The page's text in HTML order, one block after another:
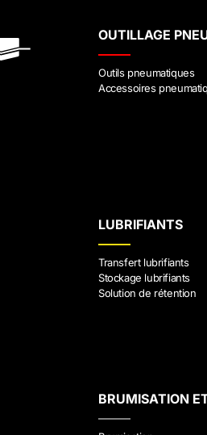
OUTILLAGE
Outils pneumatiques
Accessoires
LUBRIFIANTS
Transfert lubrifiants
Stockage lubrifiants
Solution de rétention
BRUMISATION